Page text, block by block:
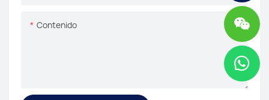
Contenido